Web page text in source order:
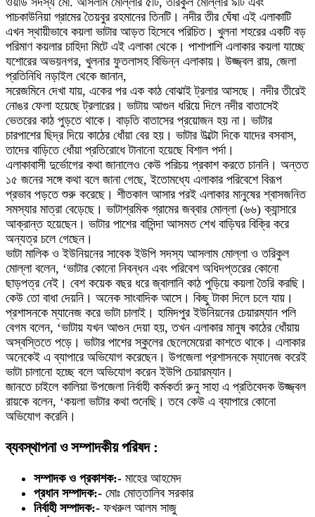
পাচকাউনিয়া গ্রামের তৈয়বুর রহমানের তিনটি। নদীর তীর ঘেঁষা এই এলাকাটি
এখন স্থায়ীভাবে কয়লা ভাটার আড়ত হিসেবে পরিচিত। খুলনা শহরের একটি বড়
পরিমাণ কয়লার চাহিদা মিটে এই এলাকা থেকে। পাশাপাশি এলাকার কয়লা যাচ্ছে
যশোরের অভয়নগর, খুলনার ফুতলাসহ বিভিন্ন এলাকায়। উজ্জ্বল রায়, জেলা
প্রতিনিধি নড়াইল থেকে জানান,
সরেজমিনে দেখা যায়, একের পর এক কাঠ বোঝাই ট্রলার আসছে। নদীর তীরেই
নোঙর ফেলা হয়েছে ট্রলারের। ভাটায় আগুন ধরিয়ে দিলে নদীর বাতাসেই
ভেতরের কাঠ পুড়তে থাকে। বাড়তি বাতাসের প্রয়োজন হয় না। ভাটার
চারপাশের ছিদ্র দিয়ে কাঠের ধোঁয়া বের হয়। ভাটার উল্টো দিকে যাদের বসবাস,
তাদের বাড়িতে ধোঁয়া প্রতিরোধে টানানো হয়েছে বিশাল পর্দা।
এলাকাবাসী দুর্ভোগের কথা জানালেও কেউ পরিচয় প্রকাশ করতে চাননি। অন্তত
১৫ জনের সঙ্গে কথা বলে জানা গেছে, ইতোমধ্যে এলাকার পরিবেশে বিরূপ
প্রভাব পড়তে শুরু করেছে। শীতকাল আসার পরই এলাকার মানুষের শ্বাসজনিত
সমস্যার মাত্রা বেড়েছে। ভাটাশ্রমিক গ্রামের জব্বার মোল্লা (৬৬) ক্যান্সারে
আক্রান্ত হয়েছেন। ভাটার পাশের বাসিন্দা আসমত শেখ বাড়িঘর বিক্রি করে
অন্যত্র চলে গেছেন।
ভাটা মালিক ও ইউনিয়নের সাবেক ইউপি সদস্য আসলাম মোল্লা ও তরিকুল
মোল্লা বলেন, ‘ভাটার কোনো নিবন্ধন এবং পরিবেশ অধিদপ্তরের কোনো
ছাড়পত্র নেই। বেশ কয়েক বছর ধরে জ্বালানি কাঠ পুড়িয়ে কয়লা তৈরি করছি।
কেউ তো বাধা দেয়নি। অনেক সাংবাদিক আসে। কিছু টাকা দিলে চলে যায়।
প্রশাসনকে ম্যানেজ করে ভাটা চালাই। হামিদপুর ইউনিয়নের চেয়ারম্যান পলি
বেগম বলেন, ‘ভাটায় যখন আগুন দেয়া হয়, তখন এলাকার মানুষ কাঠের ধোঁয়ায়
অস্বস্তিতে পড়ে। ভাটার পাশের স্কুলের ছেলেমেয়েরা কাশতে থাকে। এলাকার
অনেকেই এ ব্যাপারে অভিযোগ করেছেন। উপজেলা প্রশাসনকে ম্যানেজ করেই
ভাটা চালানো হচ্ছে বলে অভিযোগ করেন ইউপি চেয়ারম্যান।
জানতে চাইলে কালিয়া উপজেলা নির্বাহী কর্মকর্তা রুনু সাহা এ প্রতিবেদক উজ্জ্বল
রায়কে বলেন, ‘কয়লা ভাটার কথা শুনেছি। তবে কেউ এ ব্যাপারে কোনো
অভিযোগ করেনি।
ব্যবস্থাপনা ও সম্পাদকীয় পরিষদ :
সম্পাদক ও প্রকাশক:- মাহের আহমেদ
প্রধান সম্পাদক:- মোঃ মোত্তালিব সরকার
নির্বাহী সম্পাদক:- ফখরুল আলম সাজু